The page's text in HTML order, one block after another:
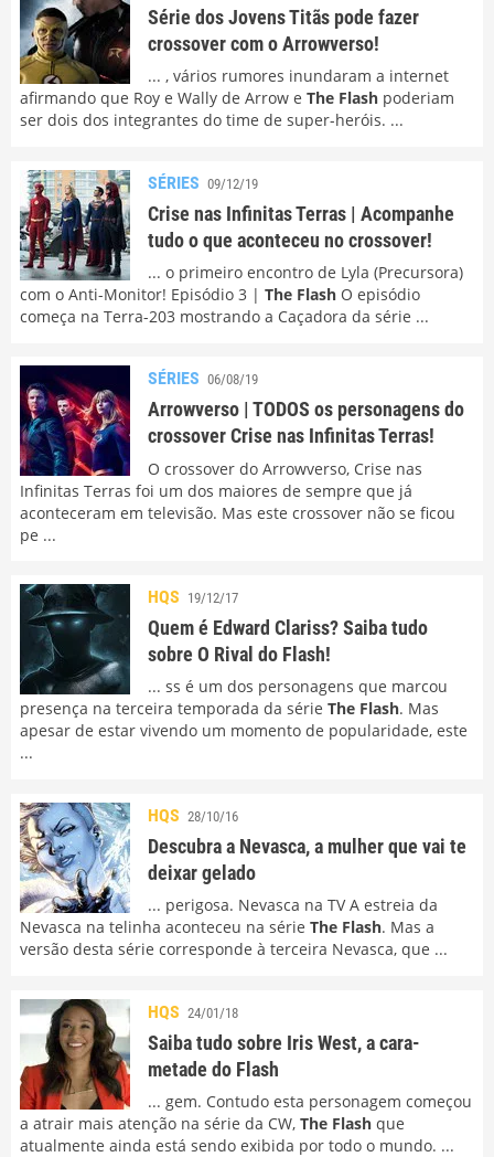
Série dos Jovens Titãs pode fazer
crossover com o Arrowverso!
... , vários rumores inundaram a internet
afirmando que Roy e Wally de Arrow e The Flash poderiam
ser dois dos integrantes do time de super-heróis. ...
SÉRIES 09/12/19
Crise nas Infinitas Terras | Acompanhe
tudo o que aconteceu no crossover!
... o primeiro encontro de Lyla (Precursora)
com o Anti-Monitor! Episódio 3 | The Flash O episódio
começa na Terra-203 mostrando a Caçadora da série ...
SÉRIES 06/08/19
Arrowverso | TODOS os personagens do
crossover Crise nas Infinitas Terras!
O crossover do Arrowverso, Crise nas
Infinitas Terras foi um dos maiores de sempre que já
aconteceram em televisão. Mas este crossover não se ficou
pe ...
HQS 19/12/17
Quem é Edward Clariss? Saiba tudo
sobre O Rival do Flash!
... ss é um dos personagens que marcou
presença na terceira temporada da série The Flash. Mas
apesar de estar vivendo um momento de popularidade, este
...
HQS 28/10/16
Descubra a Nevasca, a mulher que vai te
deixar gelado
... perigosa. Nevasca na TV A estreia da
Nevasca na telinha aconteceu na série The Flash. Mas a
versão desta série corresponde à terceira Nevasca, que ...
HQS 24/01/18
Saiba tudo sobre Iris West, a cara-
metade do Flash
... gem. Contudo esta personagem começou
a atrair mais atenção na série da CW, The Flash que
atualmente ainda está sendo exibida por todo o mundo. ...